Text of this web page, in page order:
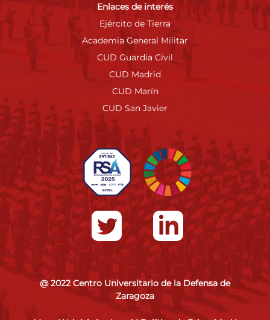
Enlaces de interés
Ejército de Tierra
Academia General Militar
CUD Guardia Civil
CUD Madrid
CUD Marín
CUD San Javier
@ 2022 Centro Universitario de la Defensa de
Zaragoza